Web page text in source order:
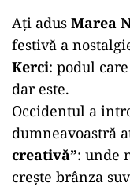
Ați adus Marea
festivă a
Kerci: podul
dar este.
Occidentul a
dumneavoastră
creativă”: unde
crește brânza